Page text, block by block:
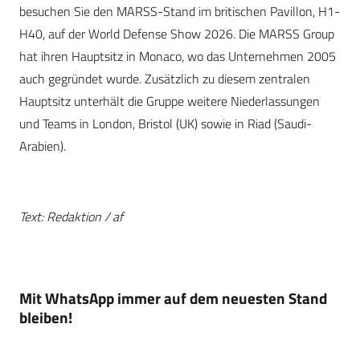
besuchen Sie den MARSS-Stand im britischen Pavillon, H1-
H40, auf der World Defense Show 2026. Die MARSS Group
hat ihren Hauptsitz in Monaco, wo das Unternehmen 2005
auch gegründet wurde. Zusätzlich zu diesem zentralen
Hauptsitz unterhält die Gruppe weitere Niederlassungen
und Teams in London, Bristol (UK) sowie in Riad (Saudi-
Arabien).
Text: Redaktion / af
Mit WhatsApp immer auf dem neuesten Stand
bleiben!